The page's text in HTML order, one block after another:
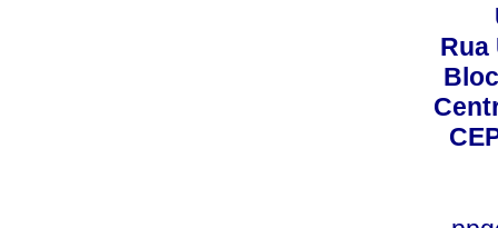
Rua